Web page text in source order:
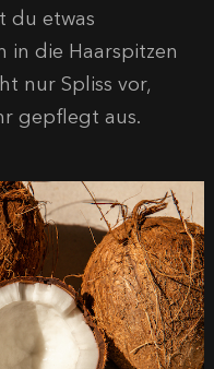
du etwas
in die Haarspitzen
nur Spliss vor,
gepflegt aus.